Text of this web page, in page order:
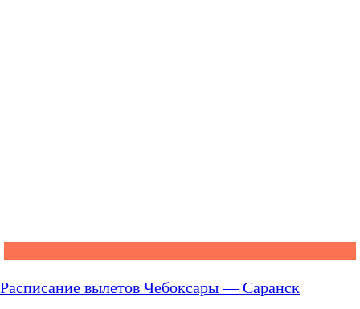
Расписание вылетов Чебоксары — Саранск